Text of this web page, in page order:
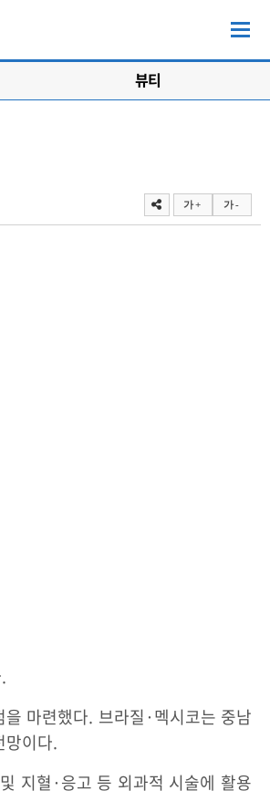
뷰티
가 + 가 -
마련했다. 브라질·멕시코는 중남
망이다.
지혈·응고 등 외과적 시술에 활용